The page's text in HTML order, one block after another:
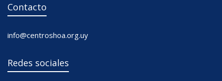
Contacto
info@centroshoa.org.uy
Redes sociales